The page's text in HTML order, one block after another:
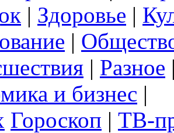
| Здоровье |
|
| Разное
и бизнес |
Гороскоп | ТВ-